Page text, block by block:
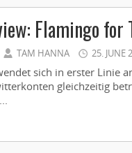
Flamingo
TAM HANNA 25. JUNE
sich in erster Linie
gleichzeitig